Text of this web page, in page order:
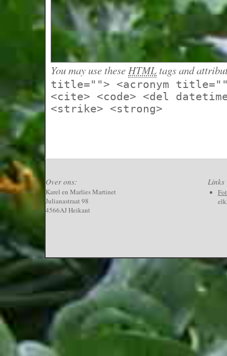
You may use theseHTML tags and
title=""> <acronym
<cite> <code> <del
<strike> <strong>
Over ons:
Karel en Marlies Martinet
Julianastraat 98
4566AJ Heikant
Links